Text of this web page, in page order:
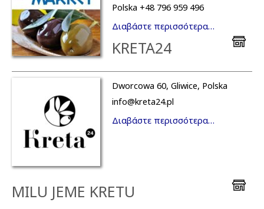
Polska +48 796 959 496
Διαβάστε περισσότερα…
KRETA24
Dworcowa 60, Gliwice, Polska
info@kreta24.pl
Διαβάστε περισσότερα…
MILU JEME KRETU